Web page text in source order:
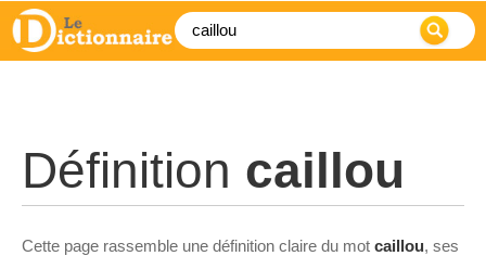
Définition caillou
Cette page rassemble une définition claire du mot caillou, ses